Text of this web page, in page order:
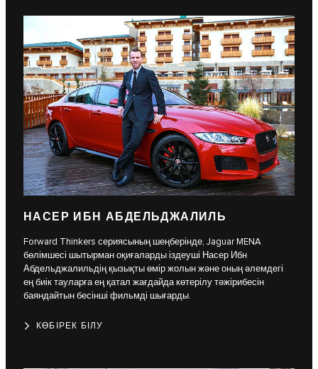
НАСЕР ИБН АБДЕЛЬДЖАЛИЛЬ
Forward Thinkers сериясының шеңберінде, Jaguar MENA
бөлімшесі шытырман оқиғаларды іздеуші Насер Ибн
Абдельджалильдің қызықты өмір жолын және оның әлемдегі
ең биік тауларға ең қатал жағдайда көтерілу тәжірибесін
баяндайтын бесінші фильмді шығарды.
КӨБІРЕК БІЛУ